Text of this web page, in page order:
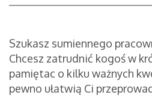
Szukasz sumiennego
Chcesz zatrudnić kogoś w
pamiętac o kilku ważnych
pewno ułatwią Ci